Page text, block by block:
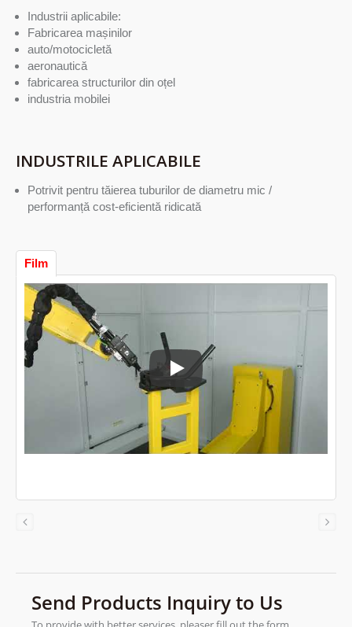
Industrii aplicabile:
Fabricarea mașinilor
auto/motocicletă
aeronautică
fabricarea structurilor din oțel
industria mobilei
INDUSTRILE APLICABILE
Potrivit pentru tăierea tuburilor de diametru mic /
performanță cost-eficientă ridicată
Film
YLM Mașină de tăiere cu laser cu